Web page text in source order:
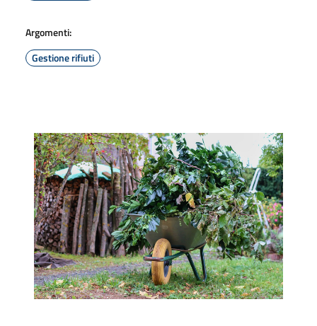
Argomenti:
Gestione rifiuti